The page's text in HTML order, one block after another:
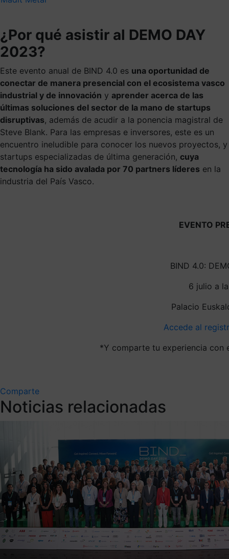
¿Por qué asistir al DEMO DAY
2023?
Este evento anual de BIND 4.0 es una oportunidad de
conectar de manera presencial con el ecosistema vasco
industrial y de innovación y aprender acerca de las
últimas soluciones del sector de la mano de startups
disruptivas, además de acudir a la ponencia magistral de
Steve Blank. Para las empresas e inversores, este es un
encuentro ineludible para conocer los nuevos proyectos, y
startups especializadas de última generación, cuya
tecnología ha sido avalada por 70 partners líderes en la
industria del País Vasco.
EVENTO
BIND 4.0:
6 julio a
Palacio
Accede al
*Y comparte tu experiencia con
Comparte
Noticias relacionadas